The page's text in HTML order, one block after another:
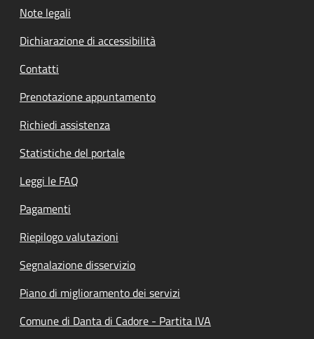
Note legali
Dichiarazione di accessibilità
Contatti
Prenotazione appuntamento
Richiedi assistenza
Statistiche del portale
Leggi le FAQ
Pagamenti
Riepilogo valutazioni
Segnalazione disservizio
Piano di miglioramento dei servizi
Comune di Danta di Cadore - Partita IVA